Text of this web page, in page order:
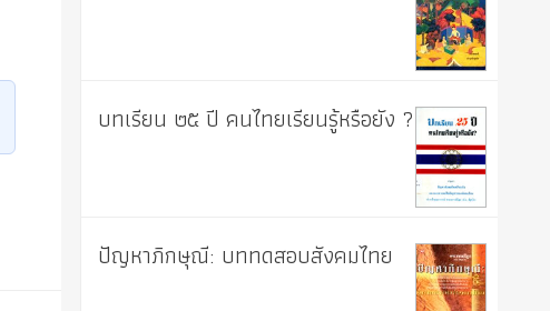
บทเรียน ๒๕ ปี คนไทยเรียนรู้หรือยัง ?
ปัญหาภิกษุณี: บททดสอบสังคมไทย